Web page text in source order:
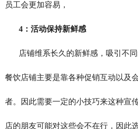
员工会更加容易，
4 ：活动保持新鲜感
店铺维系长久的新鲜感，吸引不
餐饮店铺主要是靠各种促销互动以及
者。因此需要一定的小技巧来这种宣
店的朋友可能对这些会不在行，因此